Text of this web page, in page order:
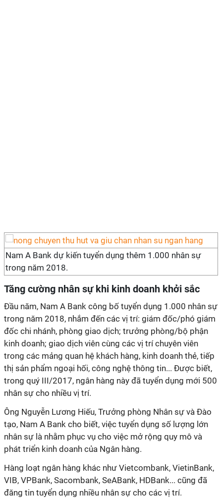
Nam A Bank dự kiến tuyển dụng thêm 1.000 nhân sự
trong năm 2018.
Tăng cường nhân sự khi kinh doanh khởi sắc
Đầu năm, Nam A Bank công bố tuyển dụng 1.000 nhân sự
trong năm 2018, nhắm đến các vị trí: giám đốc/phó giám
đốc chi nhánh, phòng giao dịch; trưởng phòng/bộ phận
kinh doanh; giao dịch viên cùng các vị trí chuyên viên
trong các mảng quan hệ khách hàng, kinh doanh thẻ, tiếp
thị sản phẩm ngoại hối, công nghệ thông tin... Được biết,
trong quý III/2017, ngân hàng này đã tuyển dụng mới 500
nhân sự cho nhiều vị trí.
Ông Nguyễn Lương Hiếu, Trưởng phòng Nhân sự và Đào
tạo, Nam A Bank cho biết, việc tuyển dụng số lượng lớn
nhân sự là nhằm phục vụ cho việc mở rộng quy mô và
phát triển kinh doanh của Ngân hàng.
Hàng loạt ngân hàng khác như Vietcombank, VietinBank,
VIB, VPBank, Sacombank, SeABank, HDBank... cũng đã
đăng tin tuyển dụng nhiều nhân sự cho các vị trí.